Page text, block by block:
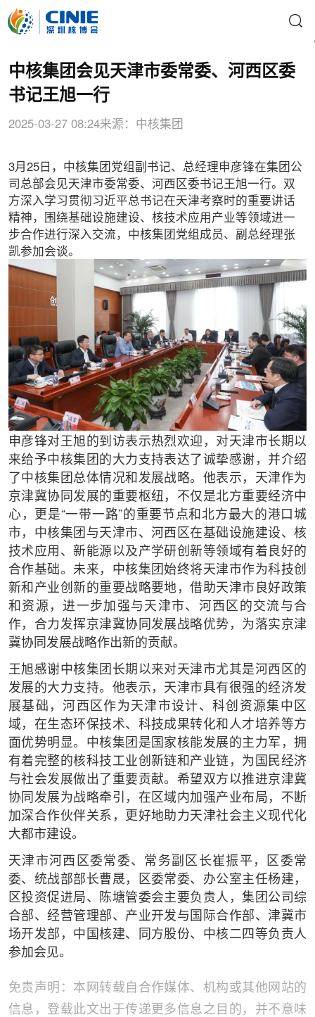
中核集团会见天津市委常委、河西区委
书记王旭一行
2025-03-27 08:24来源：中核集团
3月25日，中核集团党组副书记、总经理申彦锋在集团公
司总部会见天津市委常委、河西区委书记王旭一行。双
方深入学习贯彻习近平总书记在天津考察时的重要讲话
精神，围绕基础设施建设、核技术应用产业等领域进一
步合作进行深入交流，中核集团党组成员、副总经理张
凯参加会谈。
申彦锋对王旭的到访表示热烈欢迎，对天津市长期以
来给予中核集团的大力支持表达了诚挚感谢，并介绍
了中核集团总体情况和发展战略。他表示，天津作为
京津冀协同发展的重要枢纽，不仅是北方重要经济中
心，更是“一带一路”的重要节点和北方最大的港口城
市，中核集团与天津市、河西区在基础设施建设、核
技术应用、新能源以及产学研创新等领域有着良好的
合作基础。未来，中核集团始终将天津市作为科技创
新和产业创新的重要战略要地，借助天津市良好政策
和资源，进一步加强与天津市、河西区的交流与合
作，合力发挥京津冀协同发展战略优势，为落实京津
冀协同发展战略作出新的贡献。
王旭感谢中核集团长期以来对天津市尤其是河西区的
发展的大力支持。他表示，天津市具有很强的经济发
展基础，河西区作为天津市设计、科创资源集中区
域，在生态环保技术、科技成果转化和人才培养等方
面优势明显。中核集团是国家核能发展的主力军，拥
有着完整的核科技工业创新链和产业链，为国民经济
与社会发展做出了重要贡献。希望双方以推进京津冀
协同发展为战略牵引，在区域内加强产业布局，不断
加深合作伙伴关系，更好地助力天津社会主义现代化
大都市建设。
天津市河西区委常委、常务副区长崔振平，区委常
委、统战部部长曹晟，区委常委、办公室主任杨建，
区投资促进局、陈塘管委会主要负责人，集团公司综
合部、经营管理部、产业开发与国际合作部、津冀市
场开发部，中国核建、同方股份、中核二四等负责人
参加会见。
免责声明：本网转载自合作媒体、机构或其他网站的
信息，登载此文出于传递更多信息之目的，并不意味